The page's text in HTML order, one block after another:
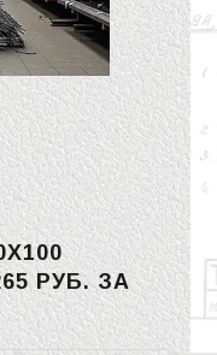
РУБ.ЗА